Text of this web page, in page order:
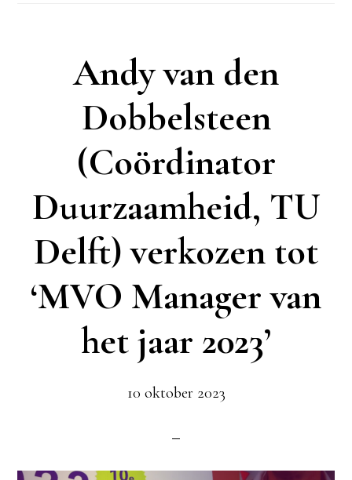
Andy van den
Dobbelsteen
(Coördinator
Duurzaamheid, TU
Delft) verkozen tot
‘MVO Manager van
het jaar 2023’
10 oktober 2023